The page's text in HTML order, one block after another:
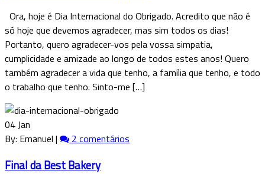
Ora, hoje é Dia Internacional do Obrigado. Acredito que não é
só hoje que devemos agradecer, mas sim todos os dias!
Portanto, quero agradecer-vos pela vossa simpatia,
cumplicidade e amizade ao longo de todos estes anos! Quero
também agradecer a vida que tenho, a família que tenho, e todo
o trabalho que tenho. Sinto-me […]
04 Jan
By: Emanuel |
2 comentários
Final da Best Bakery